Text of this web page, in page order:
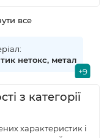
нетокс, метал
з категорії
характеристик і